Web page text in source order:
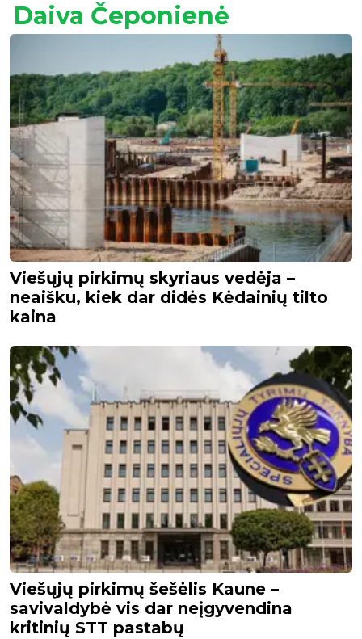
Daiva Čeponienė
Viešųjų pirkimų skyriaus vedėja –
neaišku, kiek dar didės Kėdainių tilto
kaina
Viešųjų pirkimų šešėlis Kaune –
savivaldybė vis dar neįgyvendina
kritinių STT pastabų